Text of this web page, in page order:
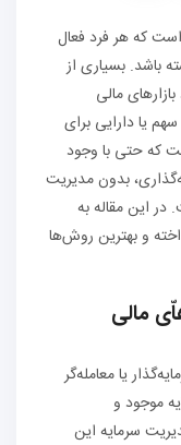
که هر فرد فعال
باشد. بسیاری از
مالی
یا دارایی برای
که حتی با وجود
بدون مدیریت
این مقاله به
و بهترین روش‌ها
مالی
یا معامله‌گر
موجود و
سرمایه این